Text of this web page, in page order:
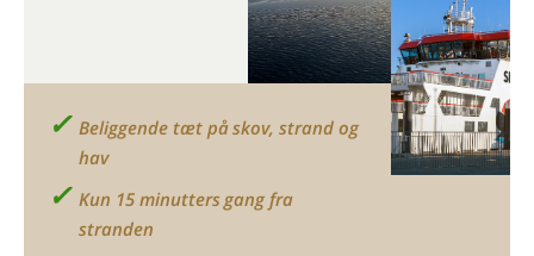
Beliggende tæt på skov, strand og
hav
Kun 15 minutters gang fra
stranden